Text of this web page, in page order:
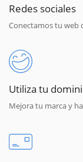
Redes sociales
Conectamos tu web
Utiliza tu
Mejora tu marca y